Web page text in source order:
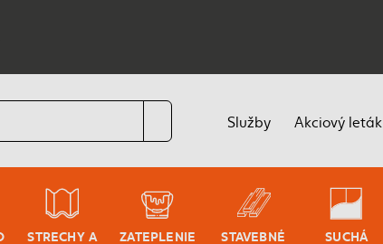
Služby Akciový leták
STRECHY A
ZATEPLENIE
STAVEBNÉ
SUCHÁ